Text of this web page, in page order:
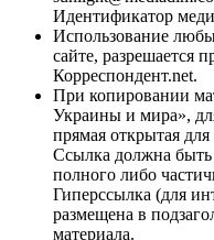
Идентификатор
Использование
сайте, разрешается
Корреспондент.net.
При копировании
Украины и мира»,
прямая открытая
Ссылка должна быть
полного либо
Гиперссылка (для
размещена в
материала.